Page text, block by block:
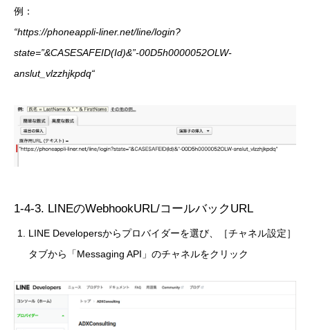
例：
“https://phoneappli-liner.net/line/login?
state=”&CASESAFEID(Id)&”-00D5h0000052OLW-
anslut_vlzzhjkpdq“
1-4-3. LINEのWebhookURL/コールバックURL
LINE Developersからプロバイダーを選び、［チャネル設定］
タブから「Messaging API」のチャネルをクリック